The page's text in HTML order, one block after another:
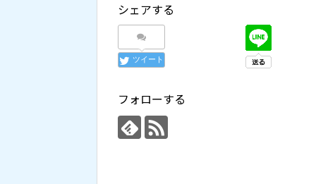
シェアする
ツイート
フォローする